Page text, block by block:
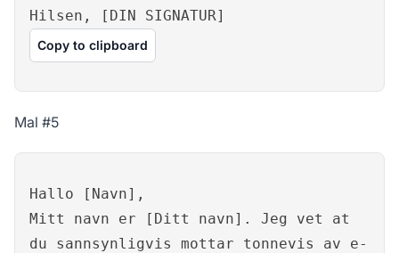
Hilsen, [DIN SIGNATUR]
Copy to clipboard
Mal #5
Hallo [Navn],
Mitt navn er [Ditt navn]. Jeg vet at
du sannsynligvis mottar tonnevis av e-